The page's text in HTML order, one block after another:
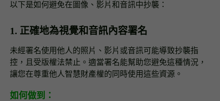
以下是如何避免在圖像、影片和音訊中抄襲：
1. 正確地為視覺和音訊內容署名
未經署名使用他人的照片、影片或音訊可能導致抄襲指
控，且受版權法禁止。適當署名能幫助您避免這種情況，
讓您在尊重他人智慧財產權的同時使用這些資源。
如何做到：